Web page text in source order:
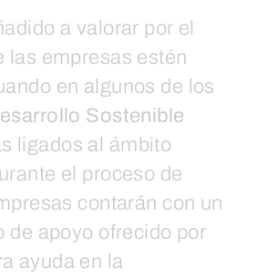
a valorar por el
las empresas estén
en algunos de los
Sostenible
ligados al ámbito
el proceso de
contarán con un
de apoyo ofrecido por
ayuda en la